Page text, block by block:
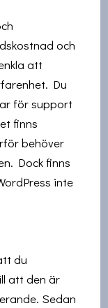
och
att
Du
för support
finns
behöver
Dock finns
inte
du
att den är
Sedan